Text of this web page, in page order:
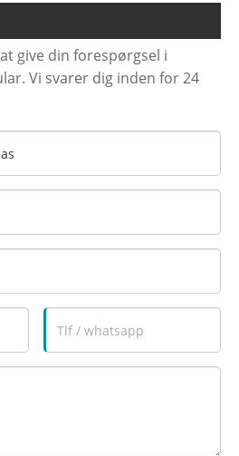
give din forespørgsel i
Vi svarer dig inden for 24